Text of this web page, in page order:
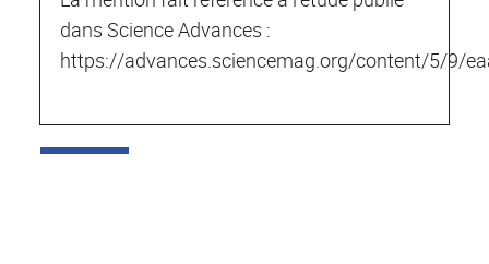
dans Science Advances :
https://advances.sciencemag.org/content/5/9/